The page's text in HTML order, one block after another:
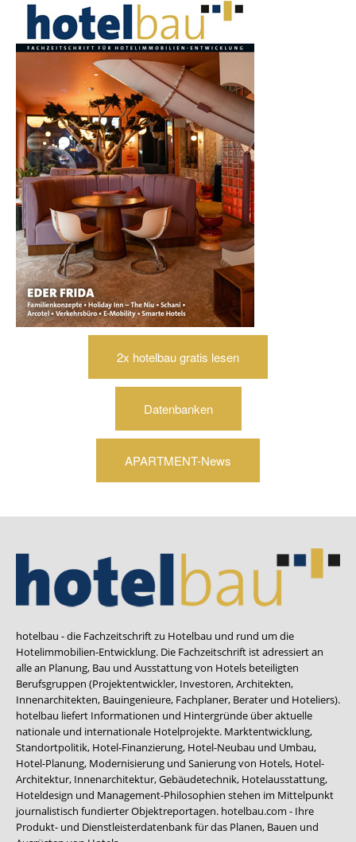
2x hotelbau gratis lesen
Datenbanken
APARTMENT-News
hotelbau - die Fachzeitschrift zu Hotelbau und rund um die
Hotelimmobilien-Entwicklung. Die Fachzeitschrift ist adressiert an
alle an Planung, Bau und Ausstattung von Hotels beteiligten
Berufsgruppen (Projektentwickler, Investoren, Architekten,
Innenarchitekten, Bauingenieure, Fachplaner, Berater und Hoteliers).
hotelbau liefert Informationen und Hintergründe über aktuelle
nationale und internationale Hotelprojekte. Marktentwicklung,
Standortpolitik, Hotel-Finanzierung, Hotel-Neubau und Umbau,
Hotel-Planung, Modernisierung und Sanierung von Hotels, Hotel-
Architektur, Innenarchitektur, Gebäudetechnik, Hotelausstattung,
Hoteldesign und Management-Philosophien stehen im Mittelpunkt
journalistisch fundierter Objektreportagen. hotelbau.com - Ihre
Produkt- und Dienstleisterdatenbank für das Planen, Bauen und